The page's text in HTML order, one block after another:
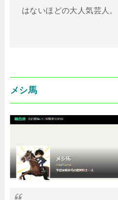
はないほどの大人気芸人。
メシ馬